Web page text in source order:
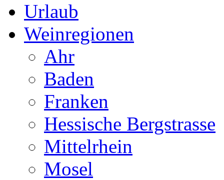
Urlaub
Weinregionen
Ahr
Baden
Franken
Hessische Bergstrasse
Mittelrhein
Mosel